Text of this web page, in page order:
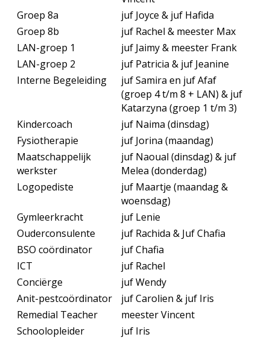
Groep 8a
juf Joyce & juf Hafida
Groep 8b
juf Rachel & meester Max
LAN-groep 1
juf Jaimy & meester Frank
LAN-groep 2
juf Patricia & juf Jeanine
Interne Begeleiding
juf Samira en juf Afaf
(groep 4 t/m 8 + LAN) & juf
Katarzyna (groep 1 t/m 3)
Kindercoach
juf Naima (dinsdag)
Fysiotherapie
juf Jorina (maandag)
Maatschappelijk
werkster
juf Naoual (dinsdag) & juf
Melea (donderdag)
Logopediste
juf Maartje (maandag &
woensdag)
Gymleerkracht
juf Lenie
Ouderconsulente
juf Rachida & Juf Chafia
BSO coördinator
juf Chafia
ICT
juf Rachel
Conciërge
juf Wendy
Anit-pestcoördinator
juf Carolien & juf Iris
Remedial Teacher
meester Vincent
Schoolopleider
juf Iris